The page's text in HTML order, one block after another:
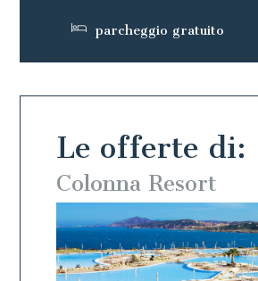
Le offerte di:
Colonna Resort
parcheggio gratuito